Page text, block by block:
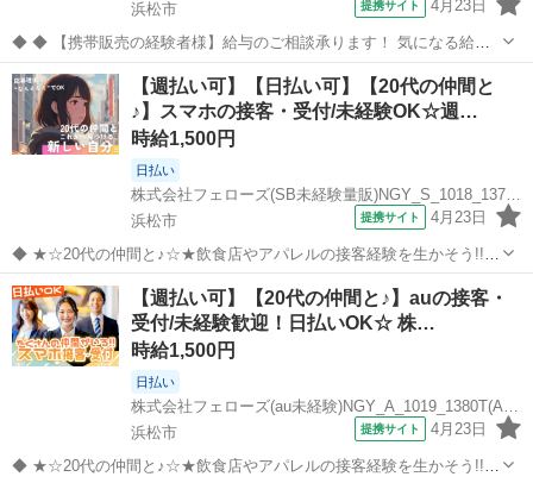
浜松市
提携サイト 4月23日
◆ ◆ 【携帯販売の経験者様】給与のご相談承ります！ 気になる給与
面は、ご希望に添えるようにしっかり相談いたします。 「給与を改善
したい」「将来のことを考えていきたい」という経験者さんを応援し
ます。 来社不要のWEB面...
静岡 浜松市 携帯ショップ
【週払い可】【日払い可】【20代の仲間と
♪】スマホの接客・受付/未経験OK☆週…
時給1,500円
日払い
株式会社フェローズ(SB未経験量販)NGY_S_1018_1377T(A)(NGY)
浜松市
提携サイト 4月23日
◆ ★☆20代の仲間と♪☆★飲食店やアパレルの接客経験を生かそう!!
◆ 携帯販売って難しそう・・という方でも安心！ みんな飲食店やコン
ビニの接客経験者◎ 未経験の方が大半を占めるお仕事なんです(=ﾟωﾟ)
ﾉ ★☆20代...
静岡 浜松市 携帯ショップ
【週払い可】【20代の仲間と♪】auの接客・
受付/未経験歓迎！日払いOK☆ 株…
時給1,500円
日払い
株式会社フェローズ(au未経験)NGY_A_1019_1380T(A)(NGY)
浜松市
提携サイト 4月23日
◆ ★☆20代の仲間と♪☆★飲食店やアパレルの接客経験を生かそう!!